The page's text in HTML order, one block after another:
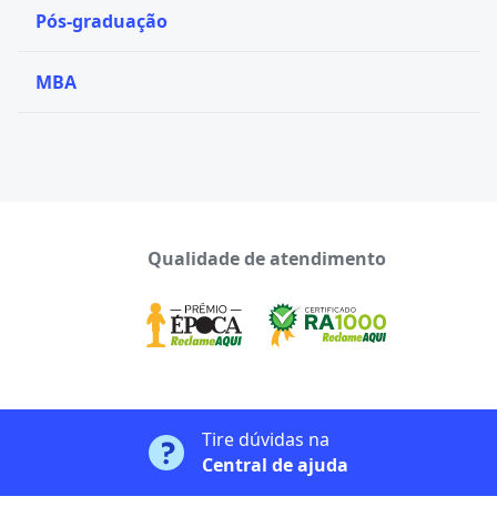
Pós-graduação
MBA
Qualidade de atendimento
Tire dúvidas na
Central de ajuda